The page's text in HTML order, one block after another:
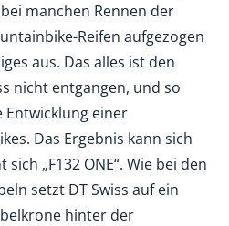
manchen Rennen der
Reifen aufgezogen
aus. Das alles ist den
nicht entgangen, und so
Entwicklung einer
Das Ergebnis kann sich
„F132 ONE“. Wie bei den
setzt DT Swiss auf ein
hinter der